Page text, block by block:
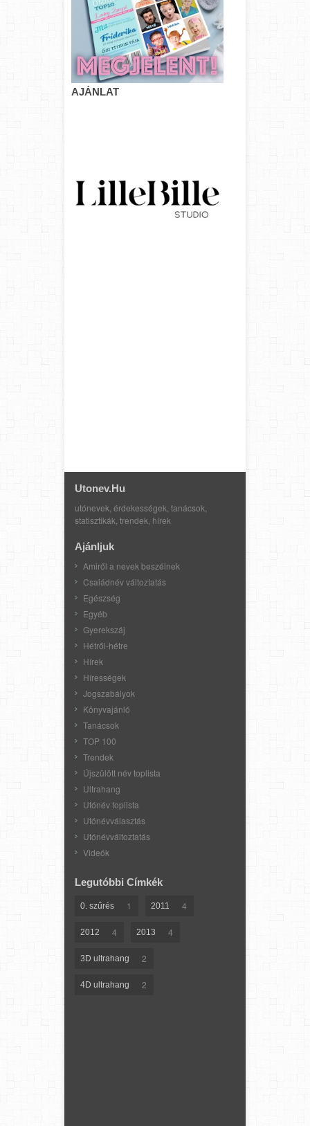
AJÁNLAT
Utonev.hu
utónevek, érdekességek, tanácsok,
statisztikák, trendek, hírek
Ajánljuk
Amiről a nevek beszélnek
Családnév változtatás
Egészség
Egyéb
Gyerekszáj
Hétről-hétre
Hírek
Hírességek
Jogszabályok
Könyvajánló
Tanácsok
TOP 100
Trendek
Újszülött név toplista
Ultrahang
Utónév toplista
Utónévválasztás
Utónévváltoztatás
Videók
Legutóbbi Címkék
0. szűrés 1 2011 4
2012 4 2013 4
3D ultrahang 2
4D ultrahang 2